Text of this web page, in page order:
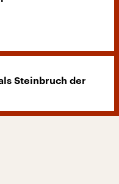
Steinbruch der